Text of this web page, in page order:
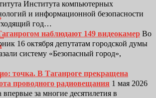
Института компьютерных
и информационной безопасности
год…
наблюдают 149 видеокамер Во
16 октября депутатам городской думы
систему «Безопасный город»,
точка. В Таганроге прекращена
проводного радиовещания 1 мая 2026
впервые за многие десятилетия в